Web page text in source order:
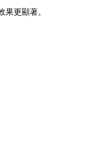
更顯著。